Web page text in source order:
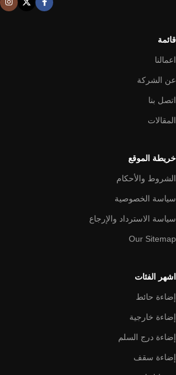
قائمة
اعمالنا
عن الشركة
اتصل بنا
المقالات
خريطة الموقع
الشروط والأحكام
سياسة الخصوصية
سياسة الاسترداد والإرجاع
Our Sitemap
اشهر الفئات
إضاءة حائط
إضاءة خارجية
إضاءة درج السلم
إضاءة سقف